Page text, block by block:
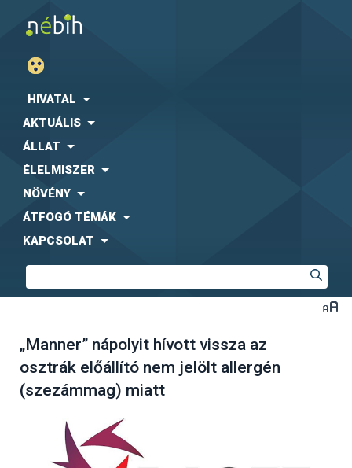
HIVATAL
AKTUÁLIS
ÁLLAT
ÉLELMISZER
NÖVÉNY
ÁTFOGÓ TÉMÁK
KAPCSOLAT
„Manner” nápolyit hívott vissza az
osztrák előállító nem jelölt allergén
(szezámmag) miatt